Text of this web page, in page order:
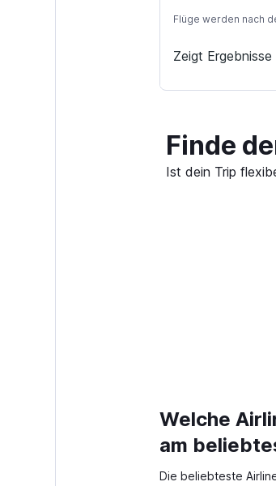
Flüge werden nach
Zeigt
Finde
Ist dein Trip
Welche
am
Die beliebteste